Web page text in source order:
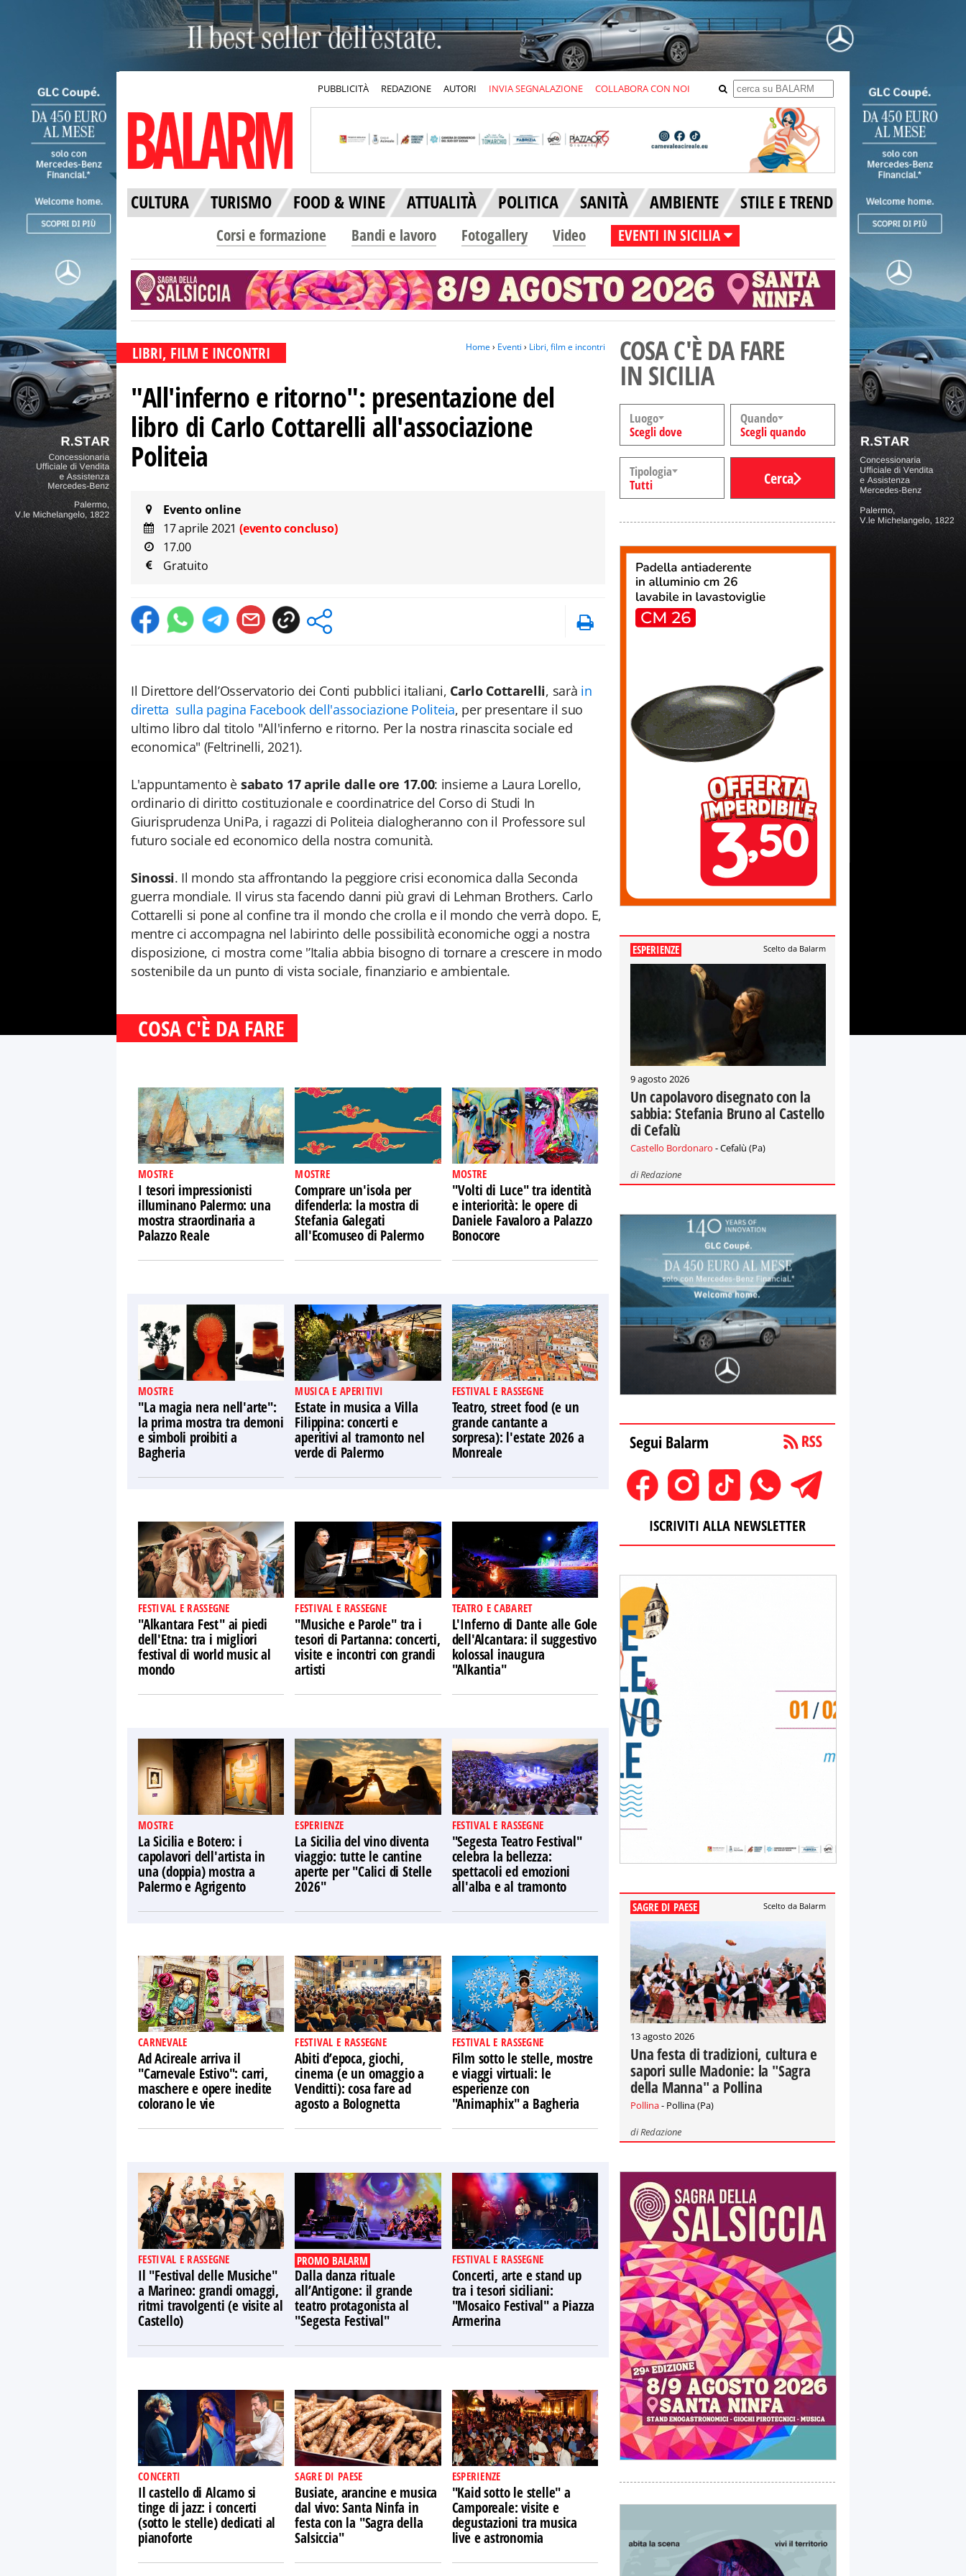
PUBBLICITÀ REDAZIONE AUTORI INVIA SEGNALAZIONE COLLABORA CON NOI
CULTURA TURISMO FOOD & WINE ATTUALITÀ POLITICA SANITÀ AMBIENTE STILE E TREND
Corsi e formazione Bandi e lavoro Fotogallery Video EVENTI IN SICILIA
LIBRI, FILM E INCONTRI Home› Eventi › Libri, film e incontri
"All'inferno e ritorno": presentazione del
libro di Carlo Cottarelli all'associazione
Politeia
Evento online
17 aprile 2021 (evento concluso)
17.00
Gratuito
Il Direttore dell’Osservatorio dei Conti pubblici italiani, Carlo Cottarelli, sarà in
diretta sulla pagina Facebook dell'associazione Politeia, per presentare il suo
ultimo libro dal titolo "All'inferno e ritorno. Per la nostra rinascita sociale ed
economica" (Feltrinelli, 2021).
L'appuntamento è sabato 17 aprile dalle ore 17.00: insieme a Laura Lorello,
ordinario di diritto costituzionale e coordinatrice del Corso di Studi In
Giurisprudenza UniPa, i ragazzi di Politeia dialogheranno con il Professore sul
futuro sociale ed economico della nostra comunità.
Sinossi. Il mondo sta affrontando la peggiore crisi economica dalla Seconda
guerra mondiale. Il virus sta facendo danni più gravi di Lehman Brothers. Carlo
Cottarelli si pone al confine tra il mondo che crolla e il mondo che verrà dopo. E,
mentre ci accompagna nel labirinto delle possibilità economiche oggi a nostra
disposizione, ci mostra come '’Italia abbia bisogno di tornare a crescere in modo
sostenibile da un punto di vista sociale, finanziario e ambientale.
COSA C'È DA FARE
MOSTRE
I tesori impressionisti
illuminano Palermo: una
mostra straordinaria a
Palazzo Reale
MOSTRE
Comprare un'isola per
difenderla: la mostra di
Stefania Galegati
all'Ecomuseo di Palermo
MOSTRE
"Volti di Luce" tra identità
e interiorità: le opere di
Daniele Favaloro a Palazzo
Bonocore
MOSTRE
"La magia nera nell'arte":
la prima mostra tra demoni
e simboli proibiti a
Bagheria
MUSICA E APERITIVI
Estate in musica a Villa
Filippina: concerti e
aperitivi al tramonto nel
verde di Palermo
FESTIVAL E RASSEGNE
Teatro, street food (e un
grande cantante a
sorpresa): l'estate 2026 a
Monreale
FESTIVAL E RASSEGNE
"Alkantara Fest" ai piedi
dell'Etna: tra i migliori
festival di world music al
mondo
FESTIVAL E RASSEGNE
"Musiche e Parole" tra i
tesori di Partanna: concerti,
visite e incontri con grandi
artisti
TEATRO E CABARET
L'Inferno di Dante alle Gole
dell'Alcantara: il suggestivo
kolossal inaugura
"Alkantia"
MOSTRE
La Sicilia e Botero: i
capolavori dell'artista in
una (doppia) mostra a
Palermo e Agrigento
ESPERIENZE
La Sicilia del vino diventa
viaggio: tutte le cantine
aperte per "Calici di Stelle
2026"
FESTIVAL E RASSEGNE
"Segesta Teatro Festival"
celebra la bellezza:
spettacoli ed emozioni
all'alba e al tramonto
CARNEVALE
Ad Acireale arriva il
"Carnevale Estivo": carri,
maschere e opere inedite
colorano le vie
FESTIVAL E RASSEGNE
Abiti d’epoca, giochi,
cinema (e un omaggio a
Venditti): cosa fare ad
agosto a Bolognetta
FESTIVAL E RASSEGNE
Film sotto le stelle, mostre
e viaggi virtuali: le
esperienze con
"Animaphix" a Bagheria
FESTIVAL E RASSEGNE
Il "Festival delle Musiche"
a Marineo: grandi omaggi,
ritmi travolgenti (e visite al
Castello)
PROMO BALARM
Dalla danza rituale
all’Antigone: il grande
teatro protagonista al
"Segesta Festival"
FESTIVAL E RASSEGNE
Concerti, arte e stand up
tra i tesori siciliani:
"Mosaico Festival" a Piazza
Armerina
CONCERTI
Il castello di Alcamo si
tinge di jazz: i concerti
(sotto le stelle) dedicati al
pianoforte
SAGRE DI PAESE
Busiate, arancine e musica
dal vivo: Santa Ninfa in
festa con la "Sagra della
Salsiccia"
ESPERIENZE
"Kaid sotto le stelle" a
Camporeale: visite e
degustazioni tra musica
live e astronomia
COSA C'È DA FARE
IN SICILIA
Luogo
Scegli dove
Quando
Scegli quando
Tipologia
Tutti
Cerca
ESPERIENZE Scelto da Balarm
9 agosto 2026
Un capolavoro disegnato con la
sabbia: Stefania Bruno al Castello
di Cefalù
Castello Bordonaro - Cefalù (Pa)
diRedazione
Segui Balarm
ISCRIVITI ALLA NEWSLETTER
SAGRE DI PAESE Scelto da Balarm
13 agosto 2026
Una festa di tradizioni, cultura e
sapori sulle Madonie: la "Sagra
della Manna" a Pollina
Pollina- Pollina (Pa)
diRedazione